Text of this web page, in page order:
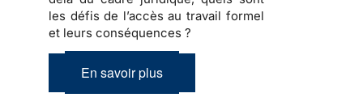
les défis de l’accès au travail formel
et leurs conséquences ?
En savoir plus